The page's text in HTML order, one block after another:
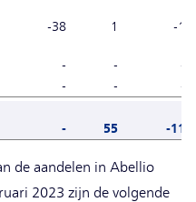
-38 1
-1
- -
-
- -
-
- 55 -11
de aandelen in Abellio
2023 zijn de volgende